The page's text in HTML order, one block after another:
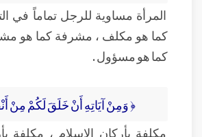
المرأة مساوية للرجل تماماً في
كما هو مكلف ، مشرفة كما هو
كما هو مسؤول .
﴿ وَمِنْ آيَاتِهِ أَنْ خَلَقَ لَكُمْ مِنْ
مكلفة بأركان الإسلام ، مكلفة